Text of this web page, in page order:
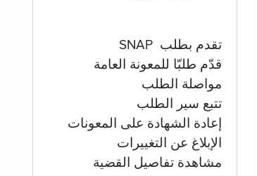
تقدم بطلب SNAP
قدّم طلبّا للمعونة العامة
مواصلة الطلب
تتبع سير الطلب
إعادة الشهادة على المعونات
الإبلاغ عن التغييرات
مشاهدة تفاصيل القضية